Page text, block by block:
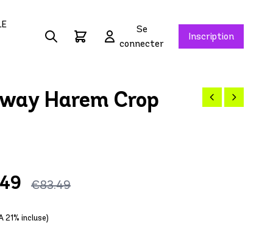
Se
connecter
Inscription
Harem Crop
€83.49
21% incluse)